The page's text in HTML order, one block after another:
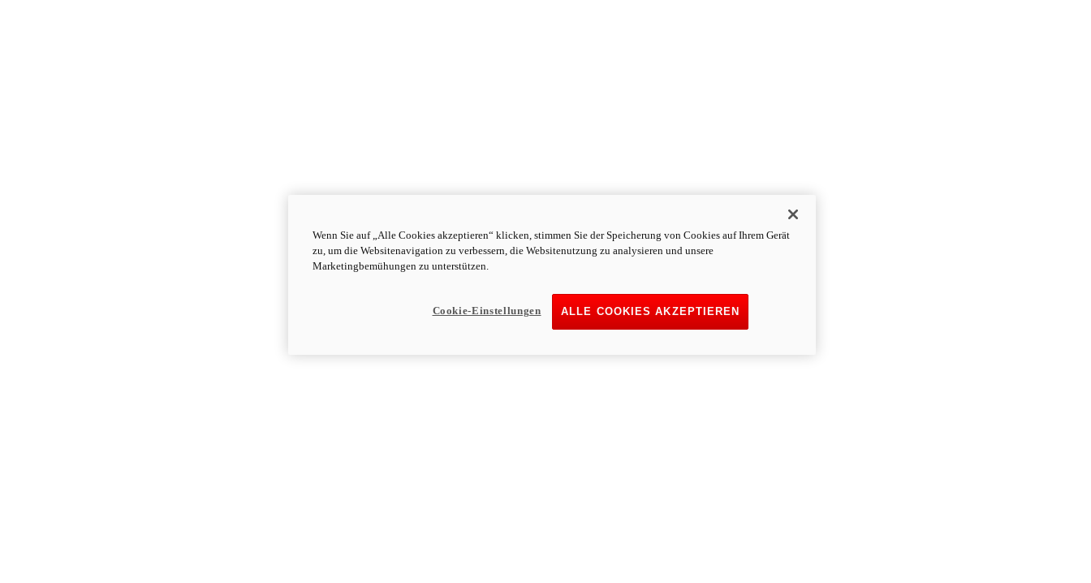
Wenn Sie auf „Alle Cookies akzeptieren“ klicken, stimmen Sie der Speicherung von Cookies auf Ihrem Gerät
zu, um die Websitenavigation zu verbessern, die Websitenutzung zu analysieren und unsere
Marketingbemühungen zu unterstützen.
ALLE COOKIES AKZEPTIEREN
Cookie-Einstellungen